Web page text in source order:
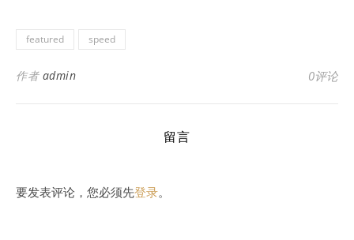
featured speed
作者 admin 0评论
留言
要发表评论，您必须先登录。